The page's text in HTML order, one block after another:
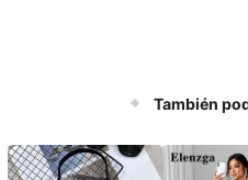
También